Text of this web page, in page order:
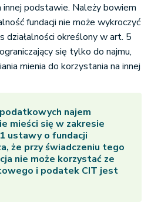
innej podstawie. Należy bowiem
fundacji nie może wykroczyć
działalności określony w art. 5
się tylko do najmu,
mienia do korzystania na innej
najem
mieści się w zakresie
ustawy o fundacji
że przy świadczeniu tego
nie może korzystać ze
i podatek CIT jest